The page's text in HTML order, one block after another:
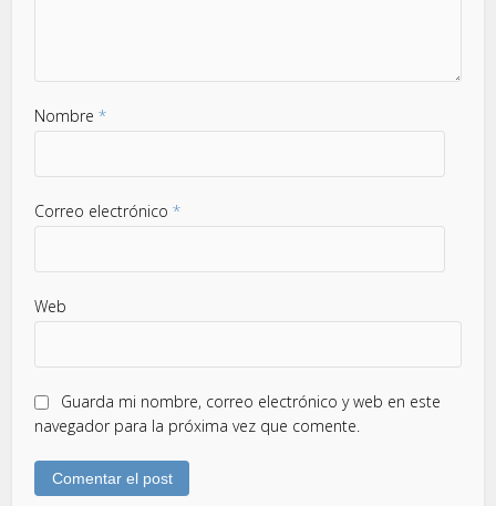
Nombre*
Correo electrónico*
Web
Guarda mi nombre, correo electrónico y web en este
navegador para la próxima vez que comente.